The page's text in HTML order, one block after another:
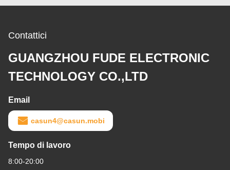
Contattici
GUANGZHOU FUDE ELECTRONIC
TECHNOLOGY CO.,LTD
Email
casun4@casun.mobi
Tempo di lavoro
8:00-20:00